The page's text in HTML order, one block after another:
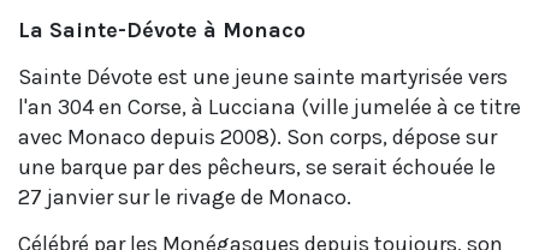
La Sainte-Dévote à Monaco
Sainte Dévote est une jeune sainte martyrisée vers
l'an 304 en Corse, à Lucciana (ville jumelée à ce titre
avec Monaco depuis 2008). Son corps, dépose sur
une barque par des pêcheurs, se serait échouée le
27 janvier sur le rivage de Monaco.
Célébré par les Monégasques depuis toujours, son